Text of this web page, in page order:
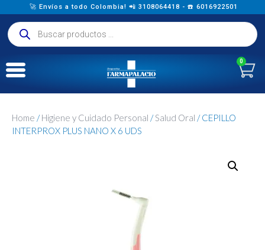
🚀 Envíos a todo Colombia! 📲 3108064418 - ☎️ 6016922501
0
Home /Higiene y Cuidado Personal /Salud Oral / CEPILLO
INTERPROX PLUS NANO X 6 UDS